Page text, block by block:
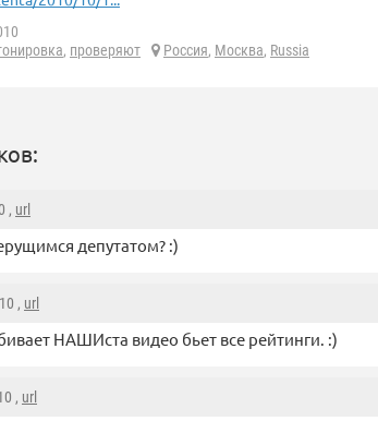
, проверяют Россия, Москва, Russia
, url
депутатом? :)
, url
НАШИста видео бьет все рейтинги. :)
, url